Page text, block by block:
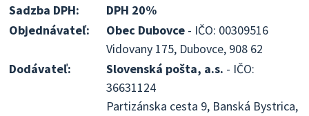
Sadzba DPH:
DPH 20%
Objednávateľ:
Obec Dubovce - IČO: 00309516
Vidovany 175, Dubovce, 908 62
Dodávateľ:
Slovenská pošta, a.s. - IČO:
36631124
Partizánska cesta 9, Banská Bystrica,